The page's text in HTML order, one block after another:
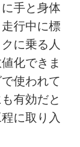
手と身体
行中に標
に乗る人
化できま
使われて
有効だと
に取り入